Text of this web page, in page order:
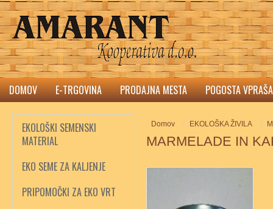
DOMOV E-TRGOVINA PRODAJNA MESTA POGOSTA
EKOLOŠKI SEMENSKI
MATERIAL
EKO SEME ZA KALJENJE
PRIPOMOČKI ZA EKO VRT
Domov EKOLOŠKA ŽIVILA
MARMELADE IN